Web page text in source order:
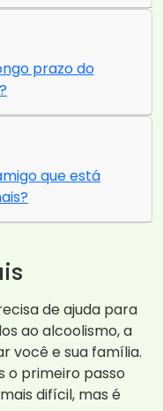
prazo do
que está
de ajuda para
ao alcoolismo, a
você e sua família.
o primeiro passo
difícil, mas é